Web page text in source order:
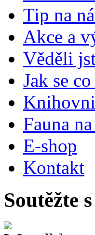
Tip na
Akce a
Věděli
Jak se
Fauna
E-shop
Kontakt
Soutěžte